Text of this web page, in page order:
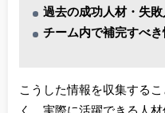
過去の成功人材・失
チーム内で補完すべ
こうした情報を収集する